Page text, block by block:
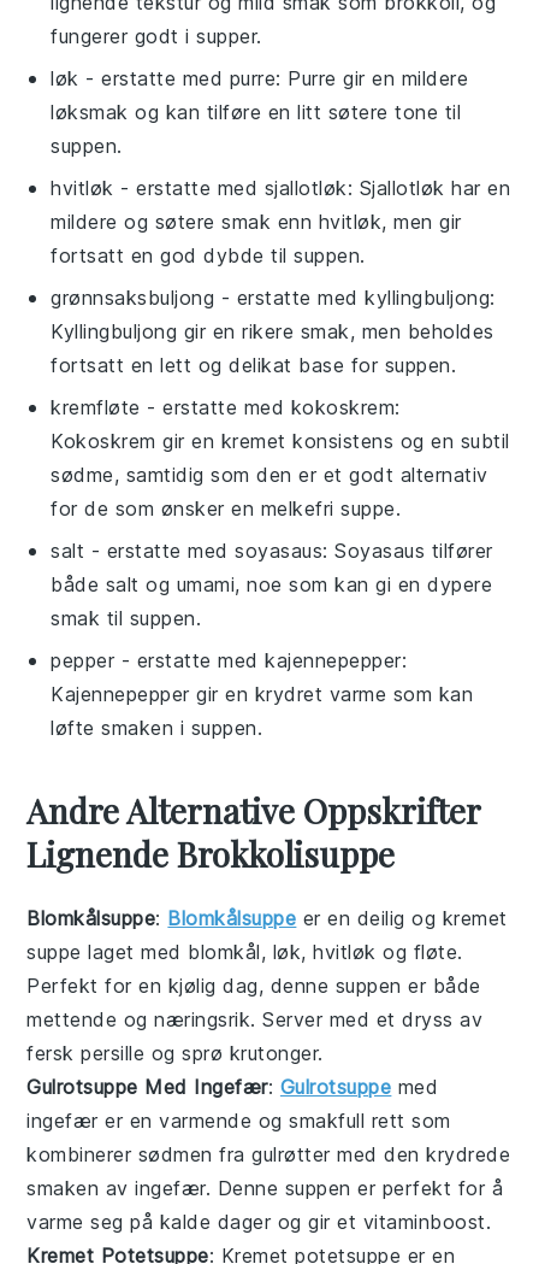
fungerer godt i supper.
løk - erstatte med purre: Purre gir en mildere
løksmak og kan tilføre en litt søtere tone til
suppen.
hvitløk - erstatte med sjallotløk: Sjallotløk har en
mildere og søtere smak enn hvitløk, men gir
fortsatt en god dybde til suppen.
grønnsaksbuljong - erstatte medkyllingbuljong:
Kyllingbuljong gir en rikere smak, men beholdes
fortsatt en lett og delikat base for suppen.
kremfløte - erstatte med kokoskrem:
Kokoskrem gir en kremet konsistens og en subtil
sødme, samtidig som den er et godt alternativ
for de som ønsker en melkefri suppe.
salt - erstatte medsoyasaus: Soyasaus tilfører
både salt og umami, noe som kan gi en dypere
smak til suppen.
pepper - erstatte medkajennepepper:
Kajennepepper gir en krydret varme som kan
løfte smaken i suppen.
Andre Alternative Oppskrifter
Lignende Brokkolisuppe
Blomkålsuppe: Blomkålsuppe er en deilig og kremet
suppe laget med blomkål, løk, hvitløk og fløte.
Perfekt for en kjølig dag, denne suppen er både
mettende og næringsrik. Server med et dryss av
fersk persille og sprø krutonger.
Gulrotsuppe Med Ingefær: Gulrotsuppe med
ingefær er en varmende og smakfull rett som
kombinerer sødmen fra gulrøtter med den krydrede
smaken av ingefær. Denne suppen er perfekt for å
varme seg på kalde dager og gir et vitaminboost.
Kremet Potetsuppe: Kremet potetsuppe er en